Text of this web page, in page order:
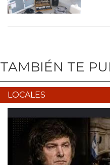
TAMBIÉN TE
LOCALES